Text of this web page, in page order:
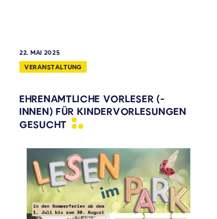
22. MAI 2025
VERANSTALTUNG
EHRENAMTLICHE VORLESER (-
INNEN) FÜR KINDERVORLESUNGEN
GESUCHT